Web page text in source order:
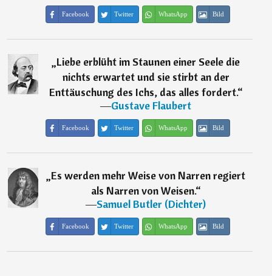
Facebook Twitter WhatsApp Bild
„Liebe erblüht im Staunen einer Seele die
nichts erwartet und sie stirbt an der
Enttäuschung des Ichs, das alles fordert.“
―Gustave Flaubert
Facebook Twitter WhatsApp Bild
„Es werden mehr Weise von Narren regiert
als Narren von Weisen.“
―Samuel Butler (Dichter)
Facebook Twitter WhatsApp Bild